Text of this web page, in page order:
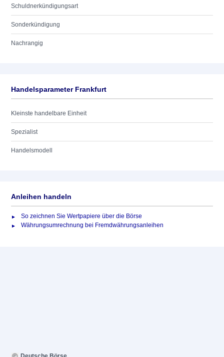
Schuldnerkündigungsart
Sonderkündigung
Nachrangig
Handelsparameter Frankfurt
Kleinste handelbare Einheit
Spezialist
Handelsmodell
Anleihen handeln
So zeichnen Sie Wertpapiere über die Börse
Währungsumrechnung bei Fremdwährungsanleihen